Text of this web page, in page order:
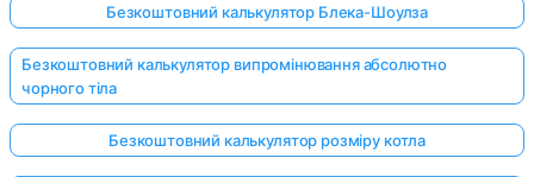
Безкоштовний калькулятор Блека-Шоулза
Безкоштовний калькулятор випромінювання абсолютно
чорного тіла
Безкоштовний калькулятор розміру котла